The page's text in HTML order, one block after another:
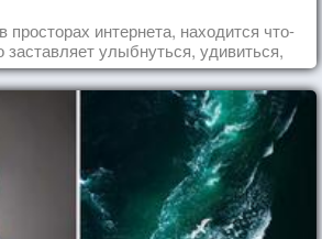
просторах интернета, находится что-
заставляет улыбнуться, удивиться,
восхититься...